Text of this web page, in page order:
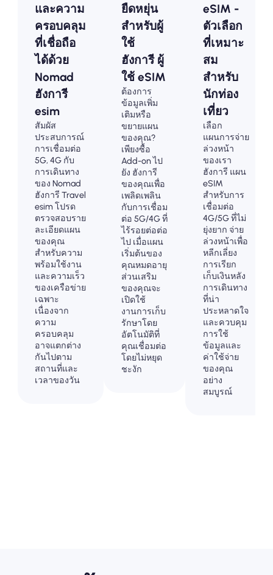
และความ
ครอบคลุม
ที่เชื่อถือ
ได้ด้วย
Nomad
ฮังการี
esim
สัมผัส
ประสบการณ์
การเชื่อมต่อ
5G, 4G กับ
การเดินทาง
ของ Nomad
ฮังการี Travel
esim โปรด
ตรวจสอบราย
ละเอียดแผน
ของคุณ
สำหรับความ
พร้อมใช้งาน
และความเร็ว
ของเครือข่าย
เฉพาะ
เนื่องจาก
ความ
ครอบคลุม
อาจแตกต่าง
กันไปตาม
สถานที่และ
เวลาของวัน
ยืดหยุ่น
สำหรับผู้
ใช้
ฮังการี ผู้
ใช้ eSIM
ต้องการ
ข้อมูลเพิ่ม
เติมหรือ
ขยายแผน
ของคุณ?
เพียงซื้อ
Add-on ไป
ยัง ฮังการี
ของคุณเพื่อ
เพลิดเพลิน
กับการเชื่อม
ต่อ 5G/4G ที่
ไร้รอยต่อต่อ
ไป เมื่อแผน
เริ่มต้นของ
คุณหมดอายุ
ส่วนเสริม
ของคุณจะ
เปิดใช้
งานการเก็บ
รักษาโดย
อัตโนมัติที่
คุณเชื่อมต่อ
โดยไม่หยุด
ชะงัก
eSIM -
ตัวเลือก
ที่เหมาะ
สม
สำหรับ
นักท่อง
เที่ยว
เลือก
แผนการจ่าย
ล่วงหน้า
ของเรา
ฮังการี แผน
eSIM
สำหรับการ
เชื่อมต่อ
4G/5G ที่ไม่
ยุ่งยาก จ่าย
ล่วงหน้าเพื่อ
หลีกเลี่ยง
การเรียก
เก็บเงินหลัง
การเดินทาง
ที่น่า
ประหลาดใจ
และควบคุม
การใช้
ข้อมูลและ
ค่าใช้จ่าย
ของคุณ
อย่าง
สมบูรณ์